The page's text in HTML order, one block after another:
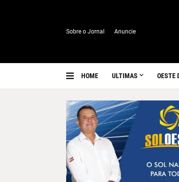
Sobre o Jornal Anuncie
HOME ULTIMAS OESTE